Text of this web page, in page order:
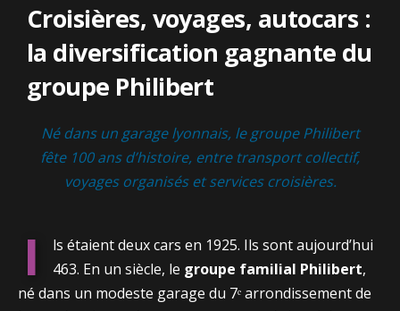
Croisières, voyages, autocars :
la diversification gagnante du
groupe Philibert
Né dans un garage lyonnais, le groupe Philibert
fête 100 ans d’histoire, entre transport collectif,
voyages organisés et services croisières.
I
ls étaient deux cars en 1925. Ils sont aujourd’hui
463. En un siècle, le groupe familial Philibert,
né dans un modeste garage du 7ᵉ arrondissement de